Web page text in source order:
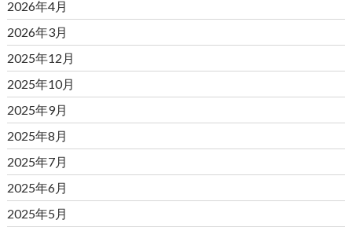
2026年4月
2026年3月
2025年12月
2025年10月
2025年9月
2025年8月
2025年7月
2025年6月
2025年5月